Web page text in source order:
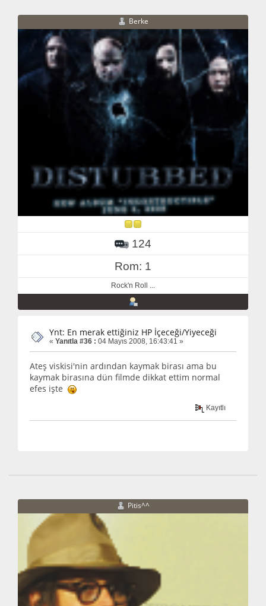
Berke
124
Rom: 1
Rock'n Roll ...
Ynt: En merak ettiğiniz HP İçeceği/Yiyeceği
« Yanıtla #36 : 04 Mayıs 2008, 16:43:41 »
Ateş viskisi'nin ardından kaymak birası ama bu
kaymak birasına dün filmde dikkat ettim normal
efes işte
Kayıtlı
Pitis^^